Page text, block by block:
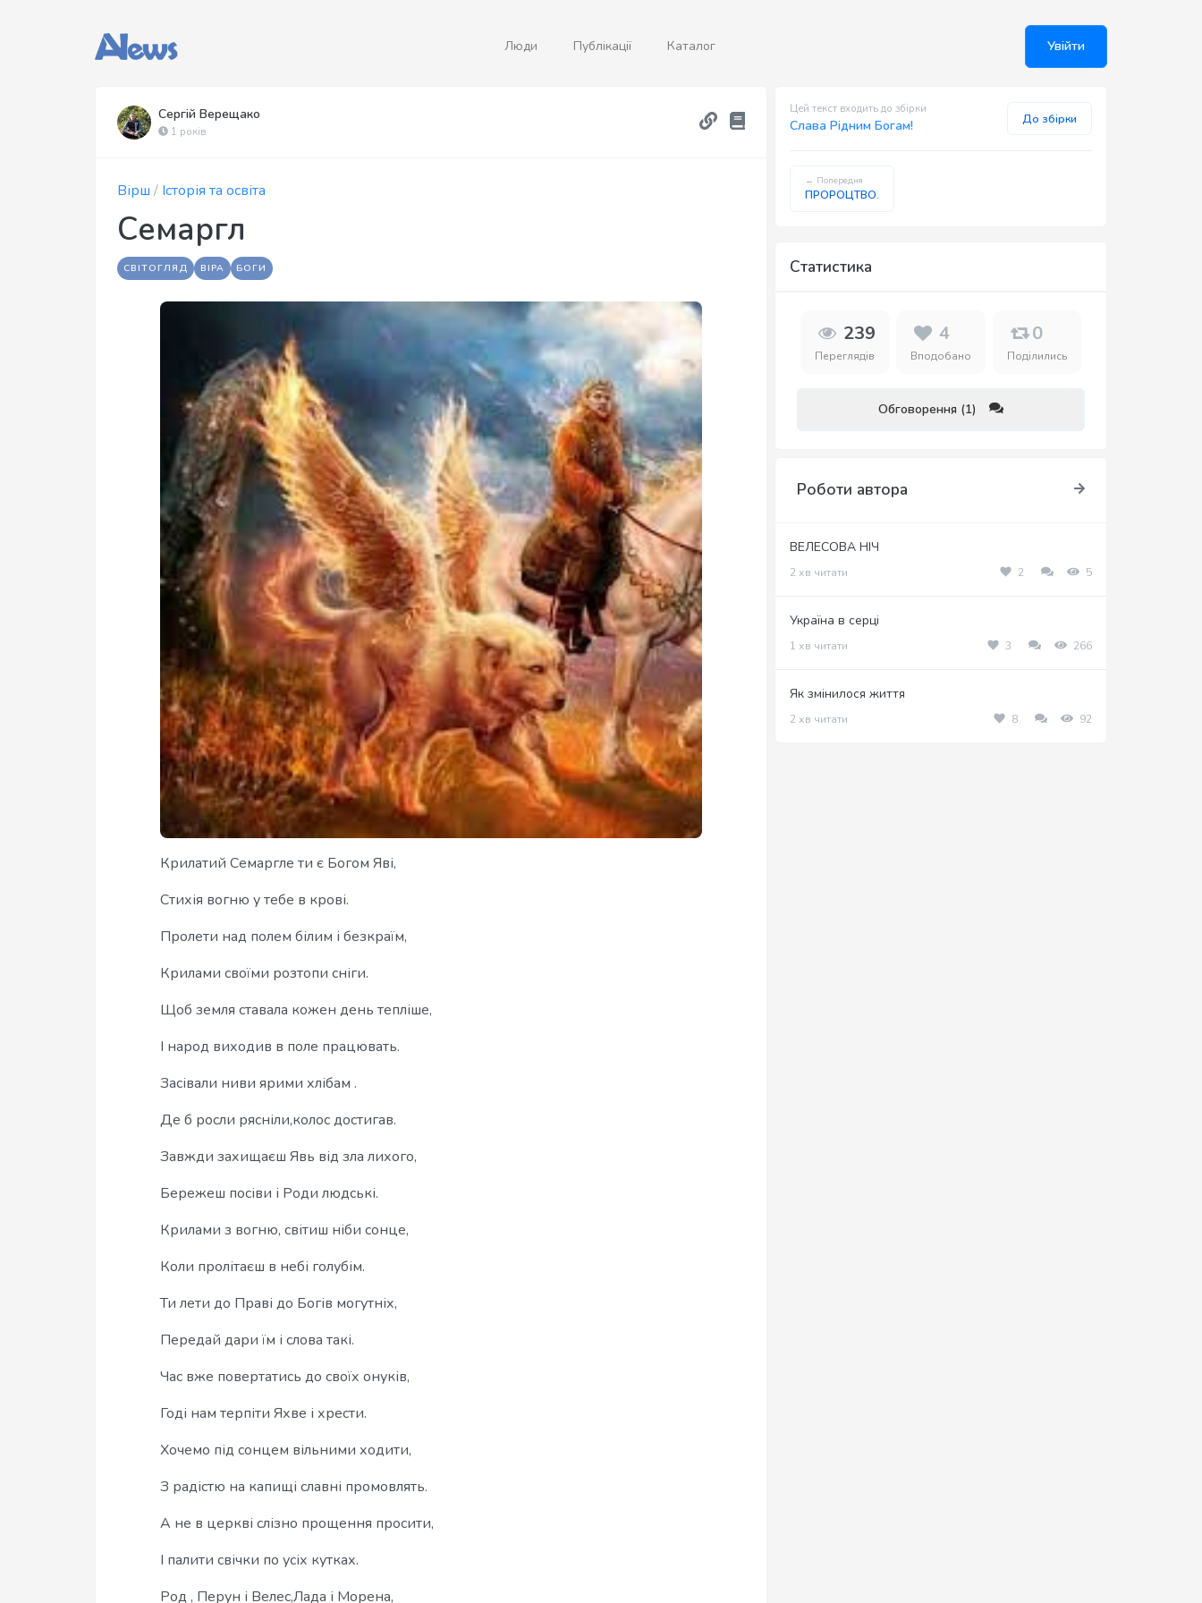
Люди Публікації Каталог Увійти
Сергій Верещако
1 років
Вірш / Історія та освіта
Семаргл
СВІТОГЛЯД ВІРА БОГИ
Крилатий Семаргле ти є Богом Яві,
Стихія вогню у тебе в крові.
Пролети над полем білим і безкраїм,
Крилами своїми розтопи сніги.
Щоб земля ставала кожен день тепліше,
І народ виходив в поле працювать.
Засівали ниви ярими хлібам .
Де б росли рясніли,колос достигав.
Завжди захищаєш Явь від зла лихого,
Бережеш посіви і Роди людські.
Крилами з вогню, світиш ніби сонце,
Коли пролітаєш в небі голубім.
Ти лети до Праві до Богів могутніх,
Передай дари їм і слова такі.
Час вже повертатись до своїх онуків,
Годі нам терпіти Яхве і хрести.
Хочемо під сонцем вільними ходити,
З радістю на капищі славні промовлять.
А не в церкві слізно прощення просити,
І палити свічки по усіх кутках.
Род , Перун і Велес,Лада і Морена,
Цей текст входить до збірки
Слава Рідним Богам! До збірки
← Попередня
ПРОРОЦТВО.
Статистика
239
Переглядів
4
Вподобано
0
Поділились
Обговорення (1)
Роботи автора
ВЕЛЕСОВА НІЧ
2 хв читати 2 5
Україна в серці
1 хв читати 3 266
Як змінилося життя
2 хв читати 8 92